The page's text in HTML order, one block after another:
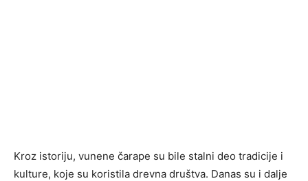
Kroz istoriju, vunene čarape su bile stalni deo tradicije i
kulture, koje su koristila drevna društva. Danas su i dalje